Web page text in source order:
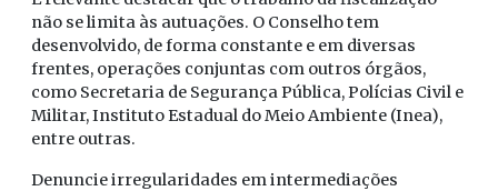
não se limita às autuações. O Conselho tem
desenvolvido, de forma constante e em diversas
frentes, operações conjuntas com outros órgãos,
como Secretaria de Segurança Pública, Polícias Civil e
Militar, Instituto Estadual do Meio Ambiente (Inea),
entre outras.
Denuncie irregularidades em intermediações